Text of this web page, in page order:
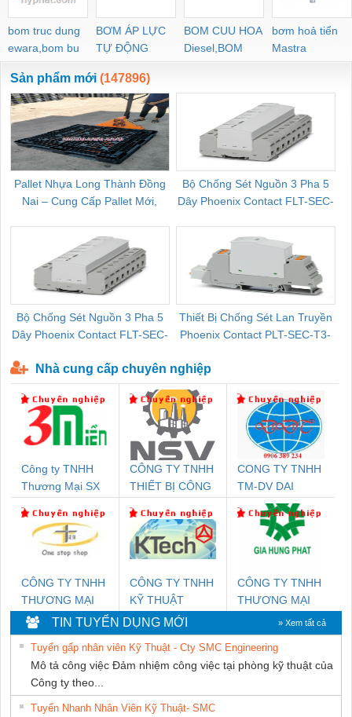
bom truc dung
ewara,bom bu
ewara
BƠM ÁP LỰC
TỰ ĐỘNG
BOM CUU HOA
Diesel,BOM
CHUA CHAY
bơm hoả tiển
Mastra
Sản phẩm mới (147896)
Pallet Nhựa Long Thành Đồng
Nai – Cung Cấp Pallet Mới,
Bộ Chống Sét Nguồn 3 Pha 5
Dây Phoenix Contact FLT-SEC-
Bộ Chống Sét Nguồn 3 Pha 5
Dây Phoenix Contact FLT-SEC-
Thiết Bị Chống Sét Lan Truyền
Phoenix Contact PLT-SEC-T3-
Nhà cung cấp chuyên nghiệp
Công ty TNHH
Thương Mại SX
CÔNG TY TNHH
THIẾT BỊ CÔNG
SETSUBI VIỆT
NAM
CONG TY TNHH
TM-DV DAI
DONG THANH
CÔNG TY TNHH
THƯƠNG MẠI
THIÊN ÂN VIỆT
NAM
CÔNG TY TNHH
KỸ THUẬT
KTECH VIỆT
NAM
CÔNG TY TNHH
THƯƠNG MẠI
DỊCH VỤ KỸ
THUẬT ĐIỆN CƠ
GIA HƯNG
PHÁT
TIN TUYỂN DỤNG MỚI » Xem tất cả
Tuyển gấp nhân viên Kỹ Thuật - Cty SMC Engineering
Mô tả công việc Đảm nhiệm công việc tại phòng kỹ thuật của
Công ty theo...
Tuyển Nhanh Nhân Viên Kỹ Thuật- SMC